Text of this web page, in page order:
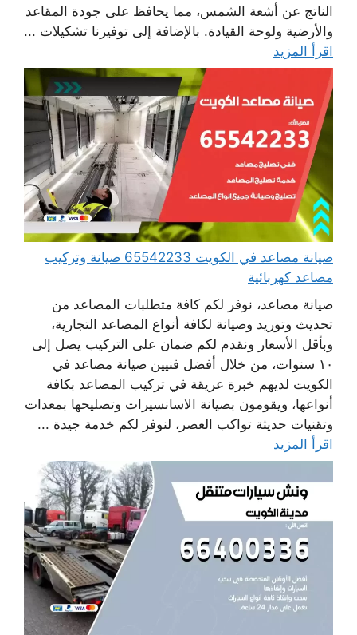
الناتج عن أشعة الشمس، مما يحافظ على جودة المقاعد
والأرضية ولوحة القيادة. بالإضافة إلى توفيرنا تشكيلات ...
اقرأ المزيد
صيانة مصاعد في الكويت 65542233 صيانة وتركيب
مصاعد كهربائية
صيانة مصاعد، نوفر لكم كافة متطلبات المصاعد من
تحديث وتوريد وصيانة لكافة أنواع المصاعد التجارية،
وبأقل الأسعار ونقدم لكم ضمان على التركيب يصل إلى
١٠ سنوات، من خلال أفضل فنيين صيانة مصاعد في
الكويت لديهم خبرة عريقة في تركيب المصاعد بكافة
أنواعها، ويقومون بصيانة الاسانسيرات وتصليحها بمعدات
وتقنيات حديثة تواكب العصر، لنوفر لكم خدمة جيدة ...
اقرأ المزيد